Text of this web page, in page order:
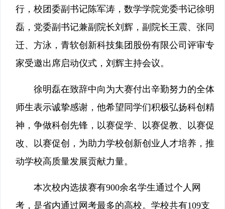
行，校团委副书记陈军涛，数学学院党委书记徐明
磊，党委副书记兼副院长刘辉，副院长王震、张同
迁、方泳，青软创新科技集团股份有限公司评审专
家受邀出席启动仪式，刘辉主持会议。
徐明磊在致辞中向为大赛付出辛勤努力的全体
师生表示诚挚感谢，他希望同学们积极弘扬科创精
神，争做科创先锋，以赛促学、以赛促教、以赛促
改、以赛促创，为助力学校创新创业人才培养，推
动学校高质量发展贡献力量。
本次校内选拔赛有900余名学生通过个人网
考，是省内通过网考最多的高校。学校共有109支